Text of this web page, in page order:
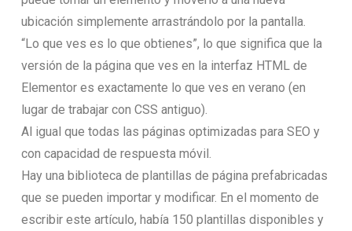
ubicación simplemente arrastrándolo por la pantalla.
“Lo que ves es lo que obtienes”, lo que significa que la
versión de la página que ves en la interfaz HTML de
Elementor es exactamente lo que ves en verano (en
lugar de trabajar con CSS antiguo).
Al igual que todas las páginas optimizadas para SEO y
con capacidad de respuesta móvil.
Hay una biblioteca de plantillas de página prefabricadas
que se pueden importar y modificar. En el momento de
escribir este artículo, había 150 plantillas disponibles y